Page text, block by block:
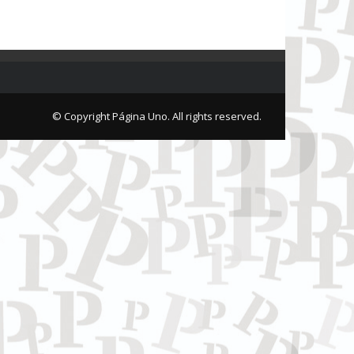
© Copyright Página Uno. All rights reserved.